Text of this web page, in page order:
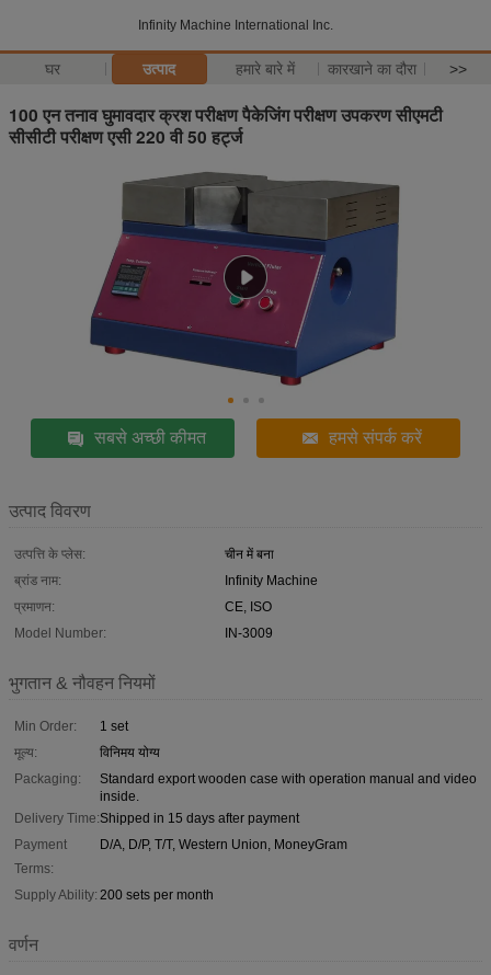
Infinity Machine International Inc.
घर उत्पाद हमारे बारे में कारखाने का दौरा >>
100 एन तनाव घुमावदार क्रश परीक्षण पैकेजिंग परीक्षण उपकरण सीएमटी
सीसीटी परीक्षण एसी 220 वी 50 हर्ट्ज
सबसे अच्छी कीमत हमसे संपर्क करें
उत्पाद विवरण
उत्पत्ति के प्लेस:
चीन में बना
ब्रांड नाम:
Infinity Machine
प्रमाणन:
CE, ISO
Model Number:
IN-3009
भुगतान & नौवहन नियमों
Min Order:
1 set
मूल्य:
विनिमय योग्य
Packaging:
Standard export wooden case with operation manual and video
inside.
Delivery Time:Shipped in 15 days after payment
Payment
Terms:
D/A, D/P, T/T, Western Union, MoneyGram
Supply Ability: 200 sets per month
वर्णन